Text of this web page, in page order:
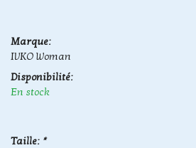
Marque:
IVKO Woman
Disponibilité:
En stock
Taille: *